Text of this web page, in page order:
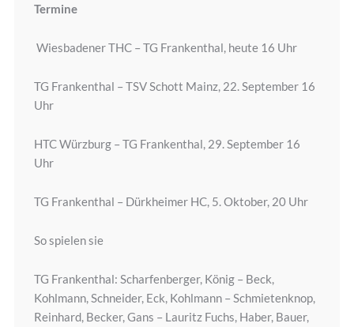
Termine
Wiesbadener THC – TG Frankenthal, heute 16 Uhr
TG Frankenthal – TSV Schott Mainz, 22. September 16
Uhr
HTC Würzburg – TG Frankenthal, 29. September 16
Uhr
TG Frankenthal – Dürkheimer HC, 5. Oktober, 20 Uhr
So spielen sie
TG Frankenthal: Scharfenberger, König – Beck,
Kohlmann, Schneider, Eck, Kohlmann – Schmietenknop,
Reinhard, Becker, Gans – Lauritz Fuchs, Haber, Bauer,